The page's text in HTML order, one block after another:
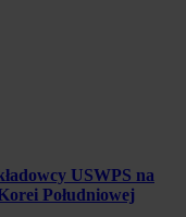
USWPS na
Południowej